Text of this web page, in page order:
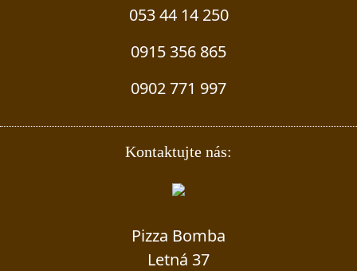
053 44 14 250
0915 356 865
0902 771 997
Kontaktujte nás:
Pizza Bomba
Letná 37